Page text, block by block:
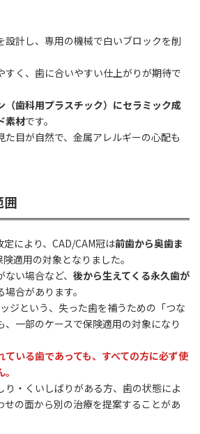
設計し、専用の機械で白いブロックを削
すく、歯に合いやすい仕上がりが期待で
（歯科用プラスチック）にセラミック成
素材です。
た目が自然で、金属アレルギーの心配も
囲
により、CAD/CAM冠は前歯から奥歯ま
険適用の対象となりました。
い場合など、 後から生えてくる永久歯が
合があります。
ジという、失った歯を補うための「つな
一部のケースで保険適用の対象になり
ている歯であっても、すべての方に必ず使
り・くいしばりがある方、歯の状態によ
せの面から別の治療を提案することがあ